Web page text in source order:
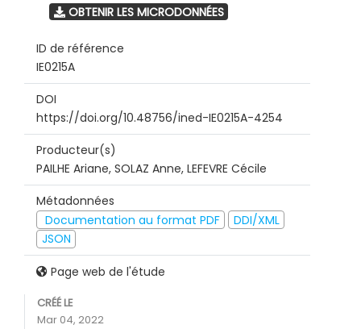
OBTENIR LES MICRODONNÉES
ID de référence
IE0215A
DOI
https://doi.org/10.48756/ined-IE0215A-4254
Producteur(s)
PAILHE Ariane, SOLAZ Anne, LEFEVRE Cécile
Métadonnées
Documentation au format PDF
DDI/XML
JSON
Page web de l'étude
CRÉÉ LE
Mar 04, 2022